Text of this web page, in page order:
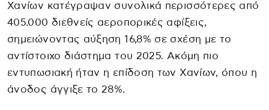
Χανίων κατέγραψαν συνολικά περισσότερες από
405.000 διεθνείς αεροπορικές αφίξεις,
σημειώνοντας αύξηση 16,8% σε σχέση με το
αντίστοιχο διάστημα του 2025. Ακόμη πιο
εντυπωσιακή ήταν η επίδοση των Χανίων, όπου η
άνοδος άγγιξε το 28%.